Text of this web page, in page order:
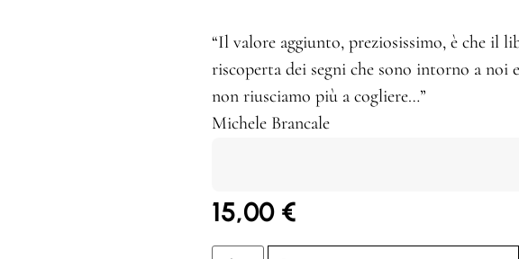
“Il valore aggiunto, preziosissimo, è che il
riscoperta dei segni che sono intorno a noi
non riusciamo più a cogliere…”
Michele Brancale
15,00 €